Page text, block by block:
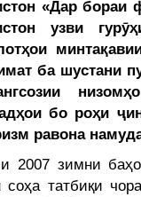
«Дар бораи
узви
ба шустани
бо роҳи
равона
2007 зимни
соҳа татбиқи